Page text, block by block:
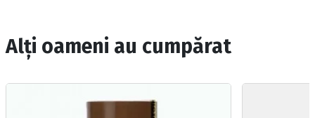
Alți oameni au cumpărat